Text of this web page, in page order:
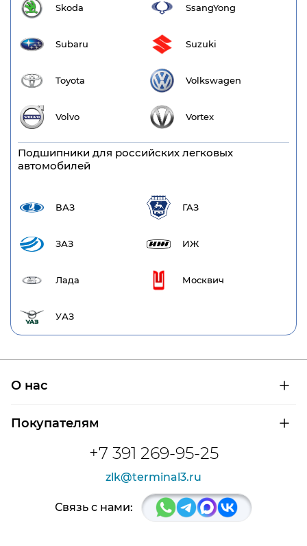
Skoda SsangYong
Subaru Suzuki
Toyota Volkswagen
Volvo Vortex
Подшипники для российских легковых
автомобилей
ВАЗ ГАЗ
ЗАЗ ИЖ
Лада Москвич
УАЗ
+7 391 269-95-25
zlk@terminal3.ru
О нас
Сертификаты на продукцию
Покупателям
Доставка и оплата
Расшифровка маркировки подшипников
Связь с нами: